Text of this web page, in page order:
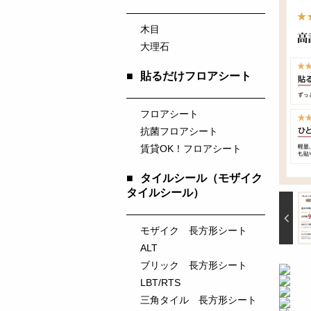
木目
大理石
■ 貼るだけフロアシート
フロアシート
抗菌フロアシート
賃貸OK！フロアシート
■
タイルシール（モザイク
タイルシール）
モザイク 長方形シート
ALT
ブリック 長方形シート
LBT/RTS
三角タイル 長方形シート